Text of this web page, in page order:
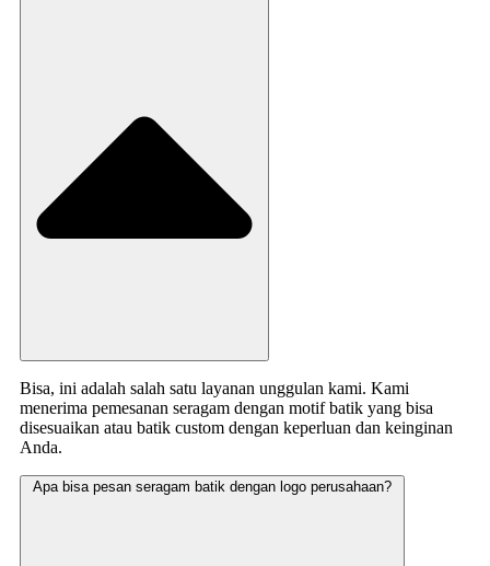
Bisa, ini adalah salah satu layanan unggulan kami. Kami
menerima pemesanan seragam dengan motif batik yang bisa
disesuaikan atau batik custom dengan keperluan dan keinginan
Anda.
Apa bisa pesan seragam batik dengan logo perusahaan?